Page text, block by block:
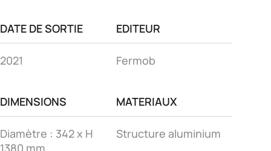
DATE DE SORTIE
2021
EDITEUR
Fermob
DIMENSIONS
Diamètre : 342 x H
1380 mm
MATERIAUX
Structure aluminium